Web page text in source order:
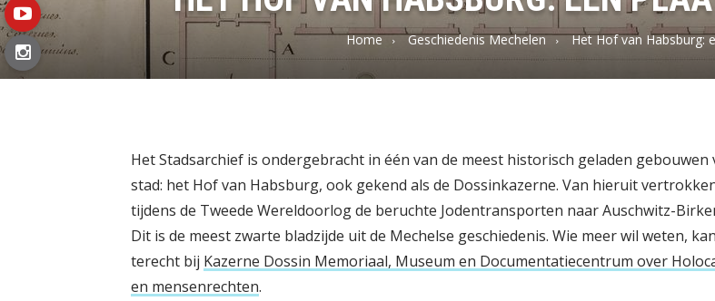
Home Geschiedenis Mechelen Het Hof van Habsburg:
facebook
youtube
instagram
Het Stadsarchief is ondergebracht in één van de meest historisch geladen gebouwen
stad: het Hof van Habsburg, ook gekend als de Dossinkazerne. Van hieruit
tijdens de Tweede Wereldoorlog de beruchte Jodentransporten naar Auschwitz-
Dit is de meest zwarte bladzijde uit de Mechelse geschiedenis. Wie meer wil weten, kan
terecht bij Kazerne Dossin Memoriaal, Museum en Documentatiecentrum over
en mensenrechten.